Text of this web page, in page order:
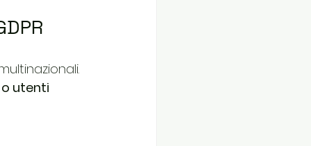
utenti